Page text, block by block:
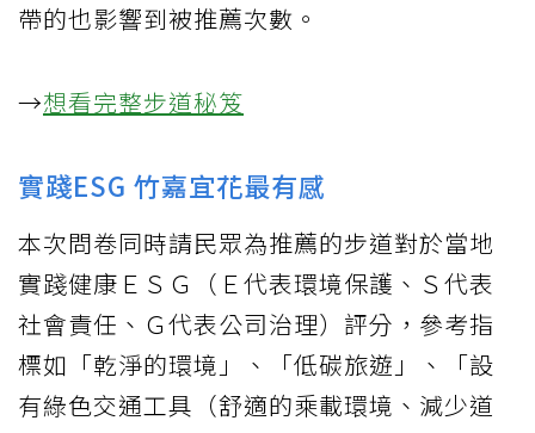
帶的也影響到被推薦次數。
→想看完整步道秘笈
實踐ESG 竹嘉宜花最有感
本次問卷同時請民眾為推薦的步道對於當地
實踐健康ＥＳＧ（Ｅ代表環境保護、Ｓ代表
社會責任、Ｇ代表公司治理）評分，參考指
標如「乾淨的環境」、「低碳旅遊」、「設
有綠色交通工具（舒適的乘載環境、減少道